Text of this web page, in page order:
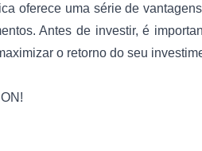
oferece uma série de
Antes de investir, é
o retorno do seu